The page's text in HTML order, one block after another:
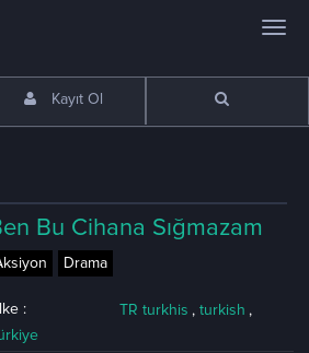
Kayıt Ol
Bu Cihana Sığmazam
Drama
: TR turkhis ,turkish ,